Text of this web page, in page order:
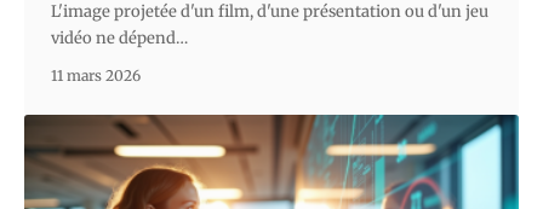
L'image projetée d'un film, d'une présentation ou d'un jeu
vidéo ne dépend…
11 mars 2026